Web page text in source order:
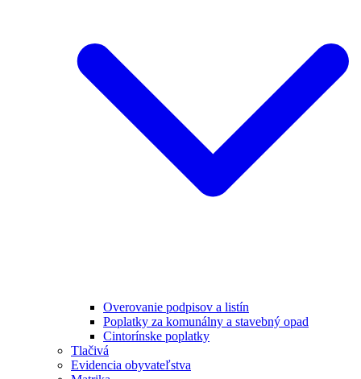
Overovanie podpisov a listín
Poplatky za komunálny a stavebný opad
Cintorínske poplatky
Tlačivá
Evidencia obyvateľstva